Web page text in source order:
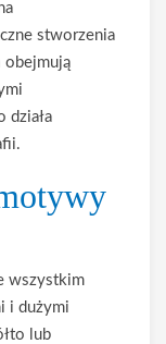
stworzenia
obejmują
działa
wszystkim
i dużymi
lub